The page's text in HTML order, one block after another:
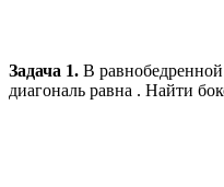
Задача 1. В
диагональ равна . Найти